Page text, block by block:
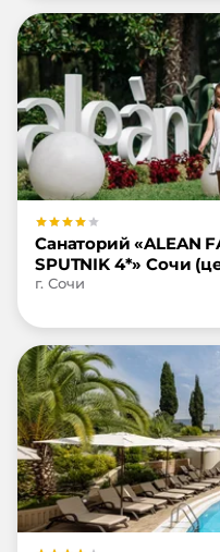
Санаторий «ALEAN
SPUTNIK 4*» Сочи
г. Сочи